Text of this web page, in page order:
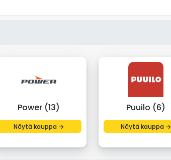
Power (13)
Näytä kauppa →
Puuilo (6)
Näytä kauppa →